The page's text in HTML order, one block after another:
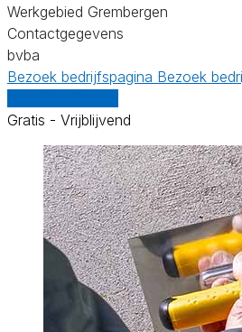
Werkgebied Grembergen
Contactgegevens
bvba
Bezoek bedrijfspagina Bezoek
Gratis - Vrijblijvend